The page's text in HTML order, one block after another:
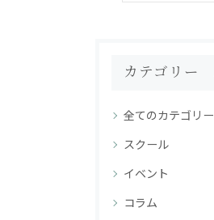
カテゴリー
全てのカテゴリー
スクール
イベント
コラム